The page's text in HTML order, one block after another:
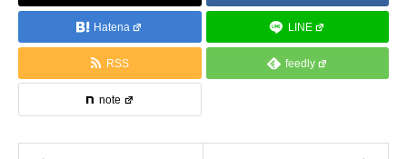
Hatena LINE
RSS feedly
note